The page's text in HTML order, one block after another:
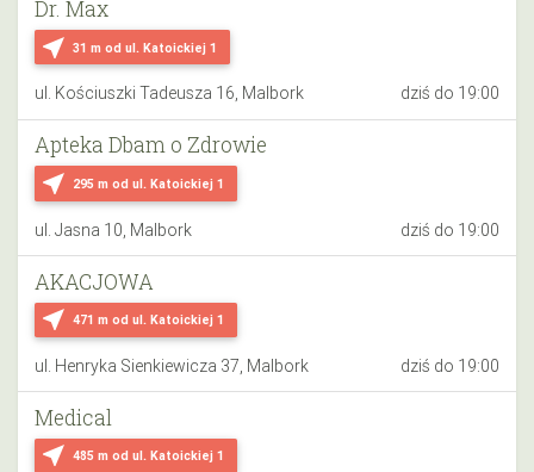
near_me 31 m od ul. Katoickiej 1
Dr. Max
ul. Kościuszki Tadeusza 16, Malbork dziś do 19:00
near_me 295 m od ul. Katoickiej 1
Apteka Dbam o Zdrowie
ul. Jasna 10, Malbork dziś do 19:00
near_me 471 m od ul. Katoickiej 1
AKACJOWA
ul. Henryka Sienkiewicza 37, Malbork dziś do 19:00
near_me 485 m od ul. Katoickiej 1
Medical